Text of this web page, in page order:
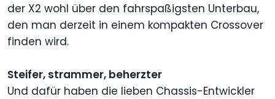
der X2 wohl über den fahrspaßigsten Unterbau,
den man derzeit in einem kompakten Crossover
finden wird.
Steifer, strammer, beherzter
Und dafür haben die lieben Chassis-Entwickler